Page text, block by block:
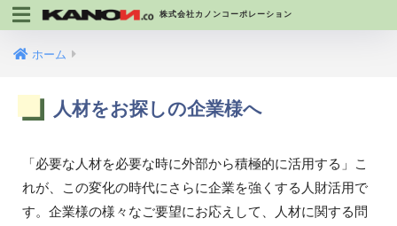
株式会社カノンコーポレーション
ホーム
人材をお探しの企業様へ
「必要な人材を必要な時に外部から積極的に活用する」こ
れが、この変化の時代にさらに企業を強くする人財活用で
す。企業様の様々なご要望にお応えして、人材に関する問